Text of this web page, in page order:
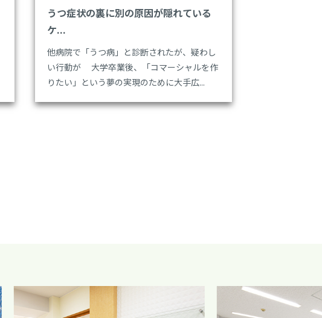
うつ症状の裏に別の原因が隠れている
ケ...
他病院で「うつ病」と診断されたが、疑わし
い行動が 大学卒業後、「コマーシャルを作
りたい」という夢の実現のために大手広...